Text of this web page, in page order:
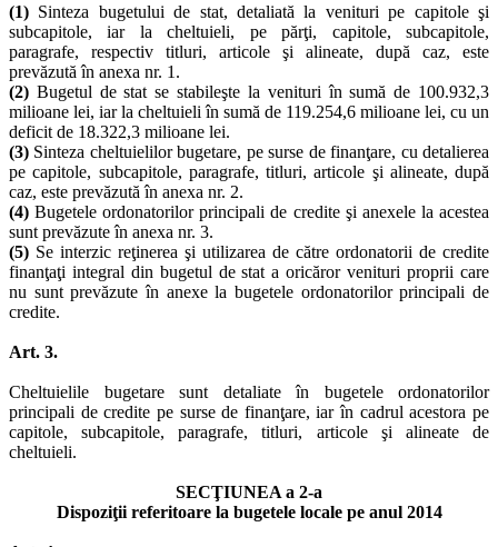
(1) Sinteza bugetului de stat, detaliată la venituri pe capitole şi
subcapitole, iar la cheltuieli, pe părţi, capitole, subcapitole,
paragrafe, respectiv titluri, articole şi alineate, după caz, este
prevăzută în anexa nr. 1.
(2) Bugetul de stat se stabileşte la venituri în sumă de 100.932,3
milioane lei, iar la cheltuieli în sumă de 119.254,6 milioane lei, cu un
deficit de 18.322,3 milioane lei.
(3) Sinteza cheltuielilor bugetare, pe surse de finanţare, cu detalierea
pe capitole, subcapitole, paragrafe, titluri, articole şi alineate, după
caz, este prevăzută în anexa nr. 2.
(4) Bugetele ordonatorilor principali de credite şi anexele la acestea
sunt prevăzute în anexa nr. 3.
(5) Se interzic reţinerea şi utilizarea de către ordonatorii de credite
finanţaţi integral din bugetul de stat a oricăror venituri proprii care
nu sunt prevăzute în anexe la bugetele ordonatorilor principali de
credite.
Art. 3.
Cheltuielile bugetare sunt detaliate în bugetele ordonatorilor
principali de credite pe surse de finanţare, iar în cadrul acestora pe
capitole, subcapitole, paragrafe, titluri, articole şi alineate de
cheltuieli.
SECŢIUNEA a 2-a
Dispoziţii referitoare la bugetele locale pe anul 2014